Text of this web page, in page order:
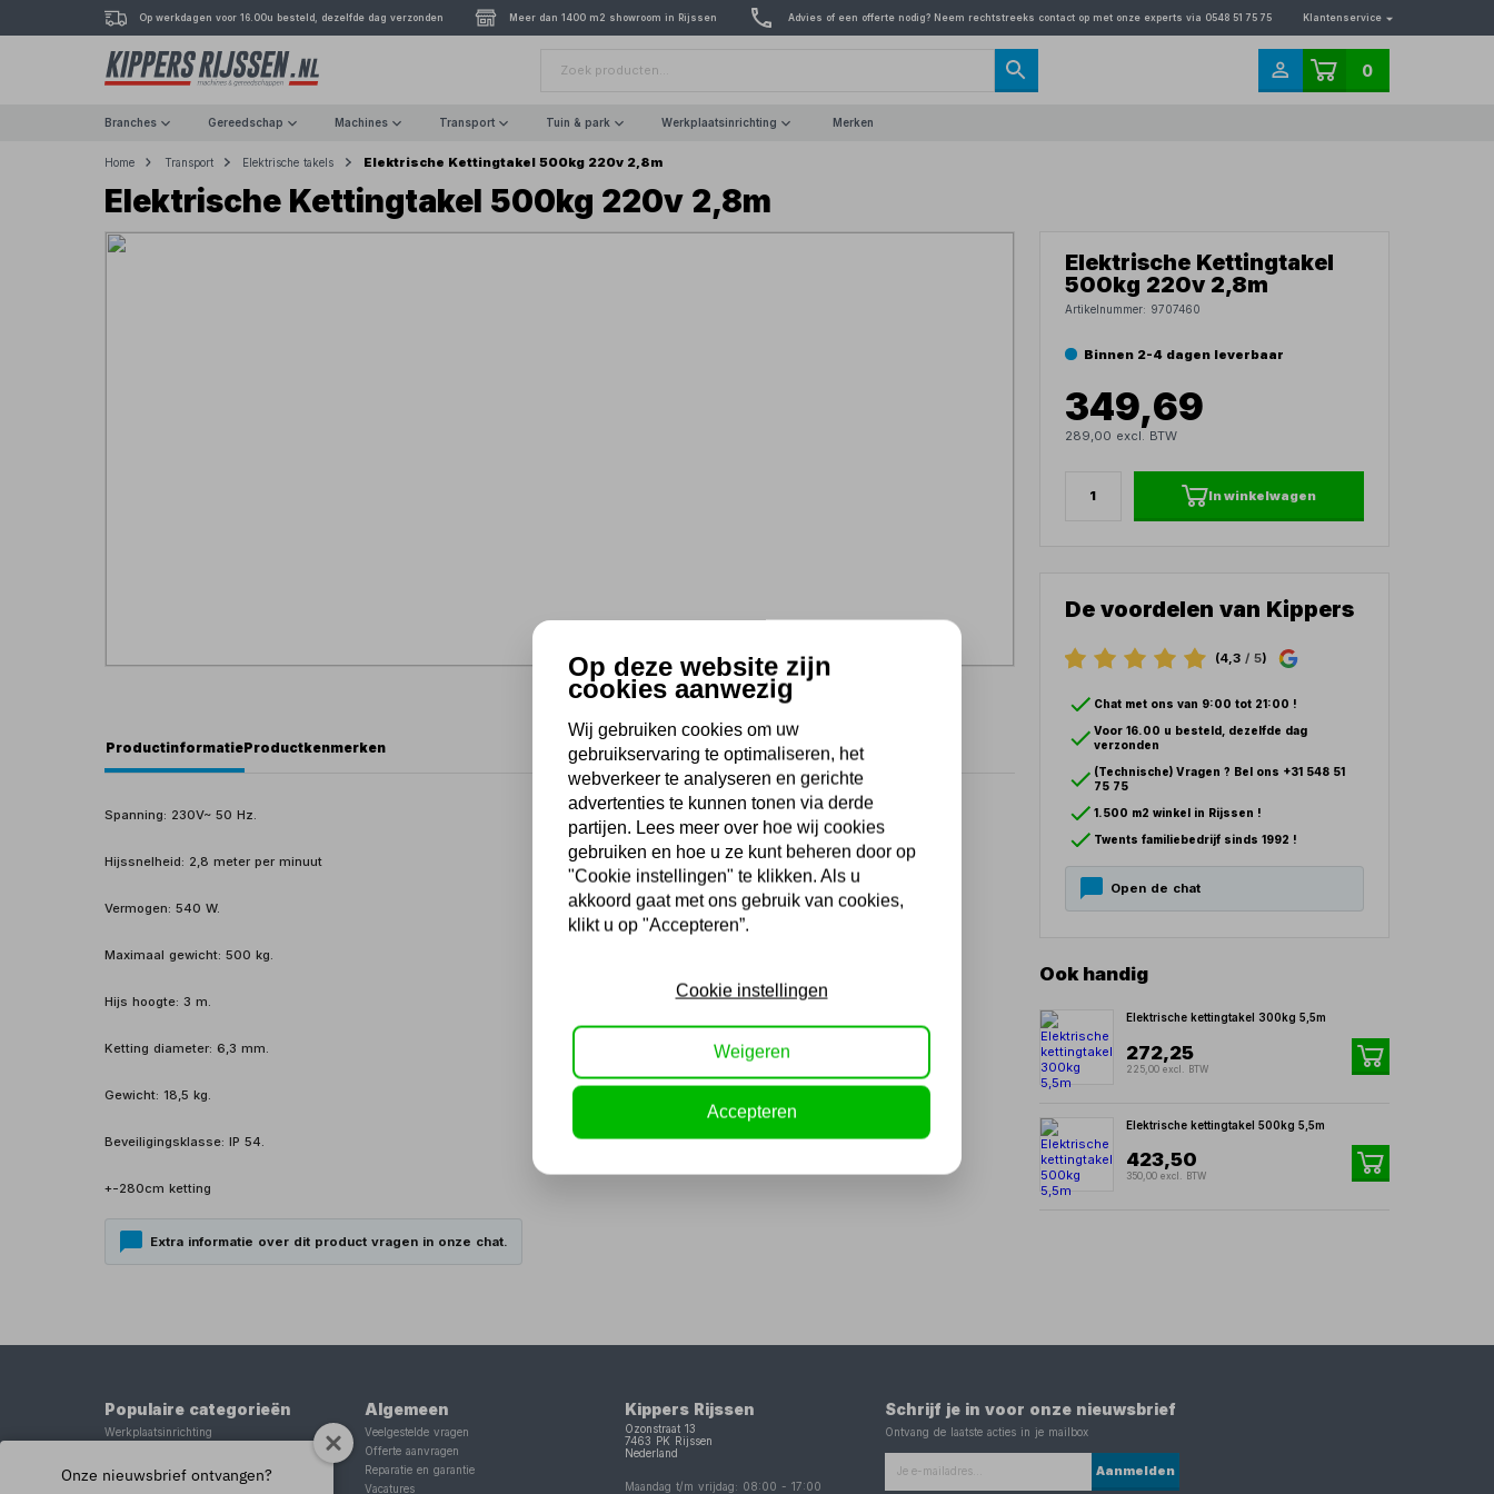
Op werkdagen voor 16.00u besteld, dezelfde dag verzonden Meer dan 1400 m2 showroom in Rijssen Advies of een offerte nodig? Neem rechtstreeks contact op met onze experts via 0548 51 75 75 Klantenservice
0
Branches Gereedschap Machines Transport Tuin & park Werkplaatsinrichting Merken
Home Transport Elektrische takels Elektrische Kettingtakel 500kg 220v 2,8m
Elektrische Kettingtakel 500kg 220v 2,8m
ProductinformatieProductkenmerken
Spanning: 230V~ 50 Hz.
Hijssnelheid: 2,8 meter per minuut
Vermogen: 540 W.
Maximaal gewicht: 500 kg.
Hijs hoogte: 3 m.
Ketting diameter: 6,3 mm.
Gewicht: 18,5 kg.
Beveiligingsklasse: IP 54.
+-280cm ketting
Extra informatie over dit product vragen in onze chat.
Elektrische Kettingtakel
500kg 220v 2,8m
Artikelnummer: 9707460
Binnen 2-4 dagen leverbaar
349,69
289,00 excl. BTW
In winkelwagen
De voordelen van Kippers
(4,3/ 5)
Chat met ons van 9:00 tot 21:00 !
Voor 16.00 u besteld, dezelfde dag
verzonden
(Technische) Vragen ? Bel ons +31 548 51
75 75
1.500 m2 winkel in Rijssen !
Twents familiebedrijf sinds 1992 !
Open de chat
Ook handig
Elektrische kettingtakel 300kg 5,5m
272,25
225,00 excl. BTW
Elektrische kettingtakel 500kg 5,5m
423,50
350,00 excl. BTW
Populaire categorieën
Werkplaatsinrichting
Tig lasapparaat
Algemeen
Veelgestelde vragen
Offerte aanvragen
Reparatie en garantie
Vacatures
Kippers Rijssen
Ozonstraat 13
7463 PK
Rijssen
Nederland
Maandag t/m vrijdag: 08:00 -17:00
Schrijf je in voor onze nieuwsbrief
Ontvang de laatste acties in je mailbox
Aanmelden
Onze nieuwsbrief ontvangen?
Op deze website zijn
cookies aanwezig
Wij gebruiken cookies om uw
gebruikservaring te optimaliseren, het
webverkeer te analyseren en gerichte
advertenties te kunnen tonen via derde
partijen. Lees meer over hoe wij cookies
gebruiken en hoe u ze kunt beheren door op
"Cookie instellingen" te klikken. Als u
akkoord gaat met ons gebruik van cookies,
klikt u op "Accepteren”.
Cookie instellingen
Weigeren
Accepteren